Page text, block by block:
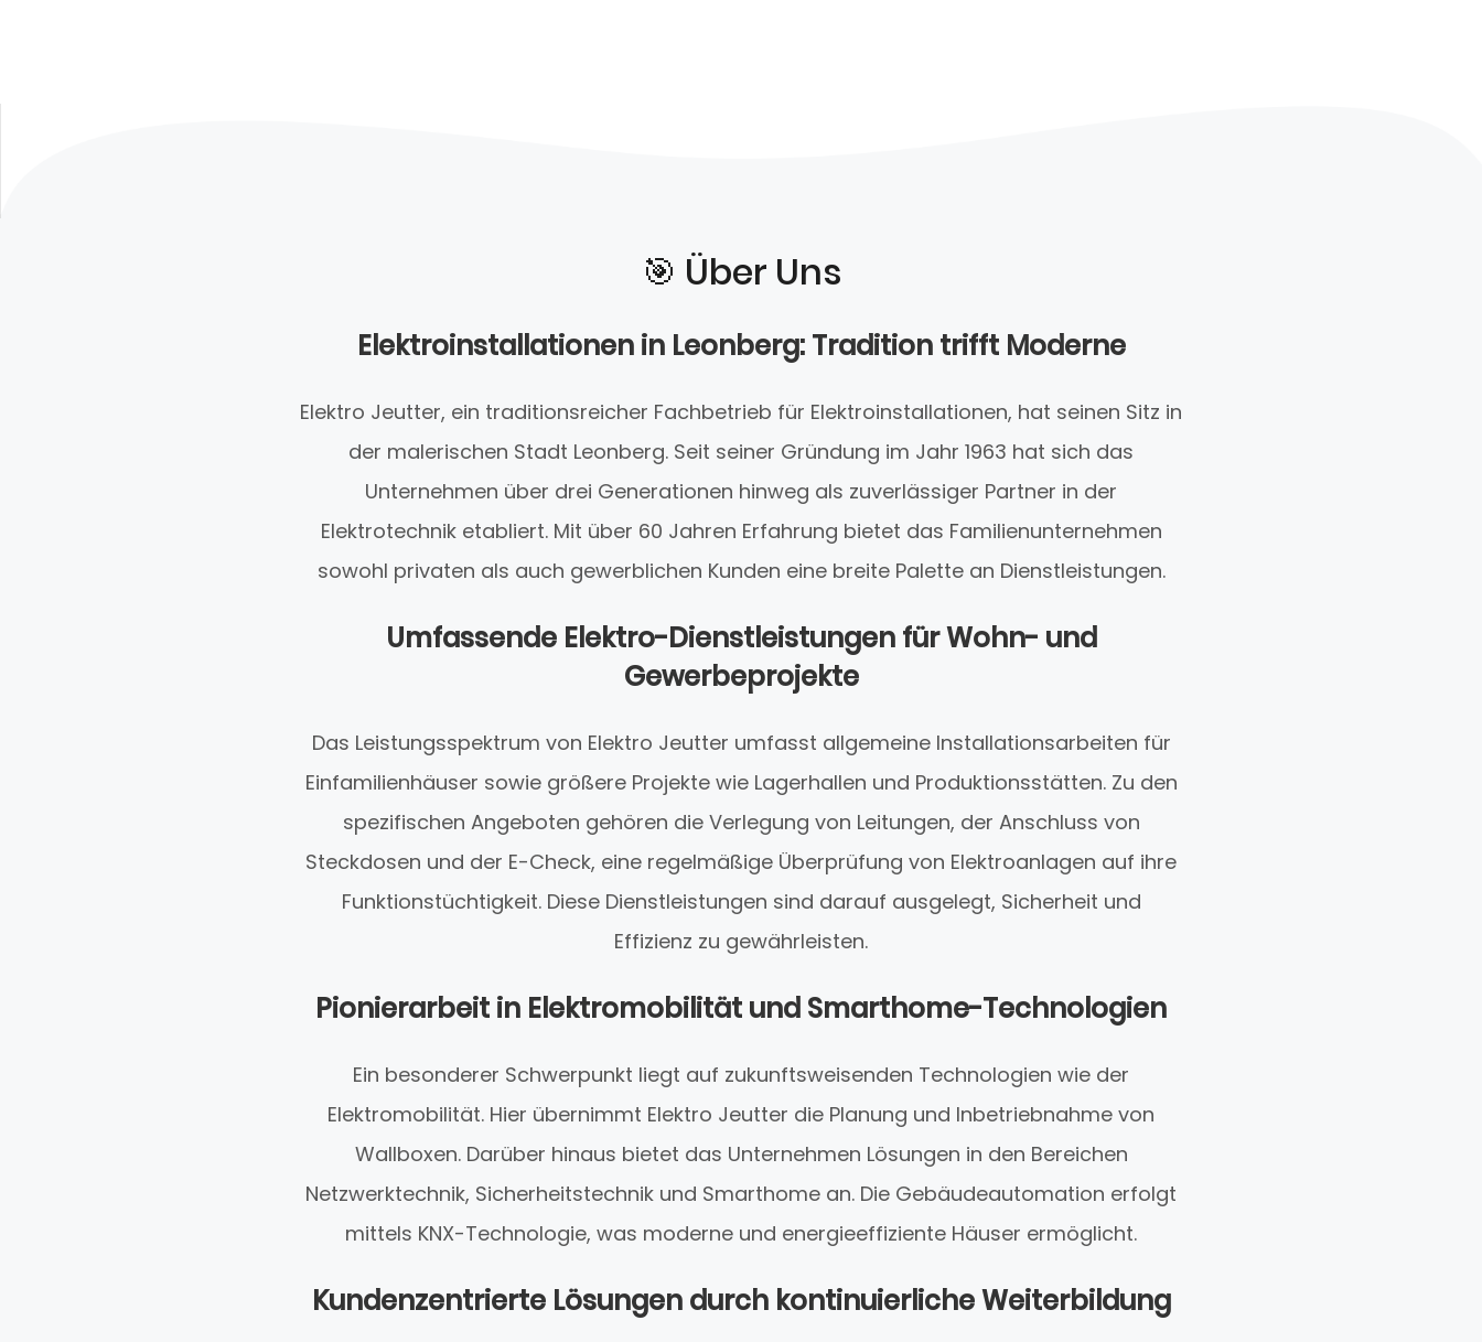
🎯️ Über Uns
Elektroinstallationen in Leonberg: Tradition trifft Moderne
Elektro Jeutter, ein traditionsreicher Fachbetrieb für Elektroinstallationen, hat seinen Sitz in
der malerischen Stadt Leonberg. Seit seiner Gründung im Jahr 1963 hat sich das
Unternehmen über drei Generationen hinweg als zuverlässiger Partner in der
Elektrotechnik etabliert. Mit über 60 Jahren Erfahrung bietet das Familienunternehmen
sowohl privaten als auch gewerblichen Kunden eine breite Palette an Dienstleistungen.
Umfassende Elektro-Dienstleistungen für Wohn- und
Gewerbeprojekte
Das Leistungsspektrum von Elektro Jeutter umfasst allgemeine Installationsarbeiten für
Einfamilienhäuser sowie größere Projekte wie Lagerhallen und Produktionsstätten. Zu den
spezifischen Angeboten gehören die Verlegung von Leitungen, der Anschluss von
Steckdosen und der E-Check, eine regelmäßige Überprüfung von Elektroanlagen auf ihre
Funktionstüchtigkeit. Diese Dienstleistungen sind darauf ausgelegt, Sicherheit und
Effizienz zu gewährleisten.
Pionierarbeit in Elektromobilität und Smarthome-Technologien
Ein besonderer Schwerpunkt liegt auf zukunftsweisenden Technologien wie der
Elektromobilität. Hier übernimmt Elektro Jeutter die Planung und Inbetriebnahme von
Wallboxen. Darüber hinaus bietet das Unternehmen Lösungen in den Bereichen
Netzwerktechnik, Sicherheitstechnik und Smarthome an. Die Gebäudeautomation erfolgt
mittels KNX-Technologie, was moderne und energieeffiziente Häuser ermöglicht.
Kundenzentrierte Lösungen durch kontinuierliche Weiterbildung